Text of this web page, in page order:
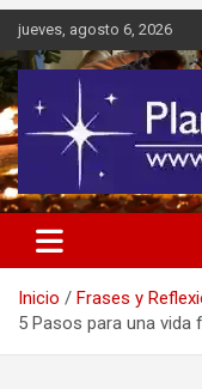
Saltar
contenido
jueves, agosto 6, 2026
Planeta
Difusión de
talleres y seminarios
Inicio
Frases y
5 Pasos para una vida